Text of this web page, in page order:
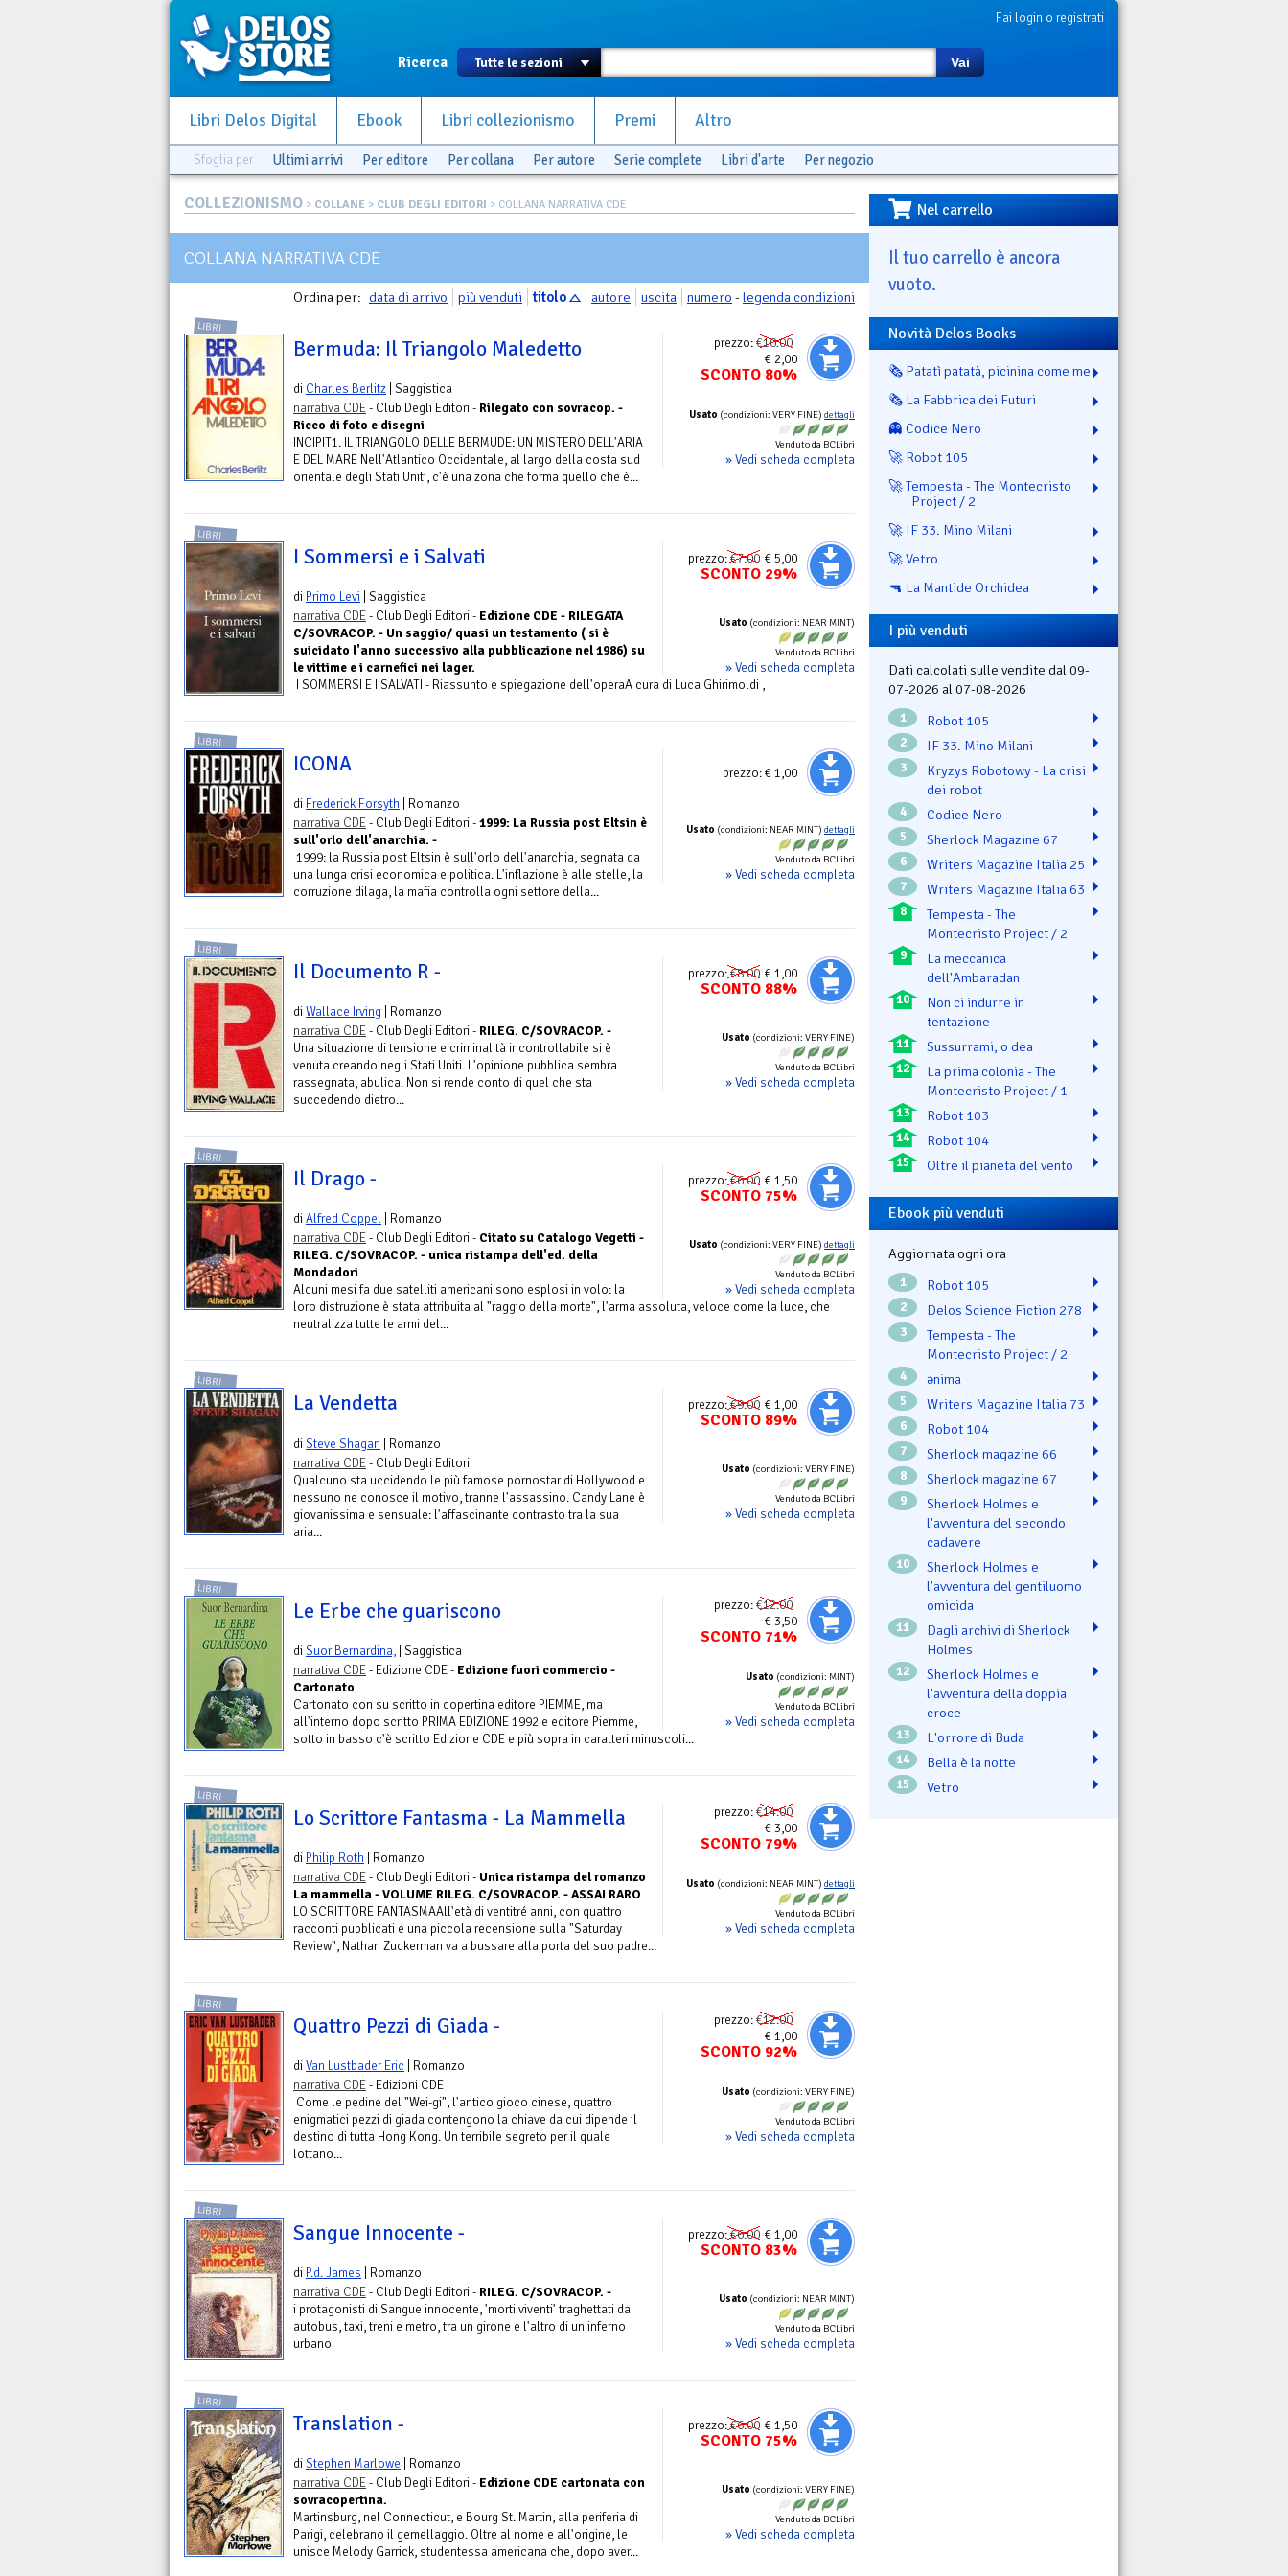
Fai login o registrati
Ricerca Vai
Libri Delos Digital Ebook Libri collezionismo Premi Altro
Sfoglia per Ultimi arrivi Per editore Per collana Per autore Serie complete Libri d'arte Per negozio
COLLEZIONISMO > COLLANE > CLUB DEGLI EDITORI > COLLANA NARRATIVA CDE
COLLANA NARRATIVA CDE
Ordina per: data di arrivo più venduti titolo autore uscita numero -legenda condizioni
prezzo:€10.00
€ 2,00
SCONTO 80%
Usato (condizioni: VERY FINE) dettagli
Venduto da BCLibri
» Vedi scheda completa
LIBRI
Bermuda: Il Triangolo Maledetto
di Charles Berlitz | Saggistica
narrativa CDE- Club Degli Editori - Rilegato con sovracop. -
Ricco di foto e disegni
INCIPIT1. IL TRIANGOLO DELLE BERMUDE: UN MISTERO DELL'ARIA
E DEL MARE Nell'Atlantico Occidentale, al largo della costa sud
orientale degli Stati Uniti, c'è una zona che forma quello che è...
prezzo:€7.00 € 5,00
SCONTO 29%
Usato (condizioni: NEAR MINT)
Venduto da BCLibri
» Vedi scheda completa
LIBRI
I Sommersi e i Salvati
di Primo Levi | Saggistica
narrativa CDE- Club Degli Editori - Edizione CDE - RILEGATA
C/SOVRACOP. - Un saggio/ quasi un testamento ( si è
suicidato l'anno successivo alla pubblicazione nel 1986) su
le vittime e i carnefici nei lager.
I SOMMERSI E I SALVATI - Riassunto e spiegazione dell'operaA cura di Luca Ghirimoldi ,
prezzo:€ 1,00
Usato (condizioni: NEAR MINT) dettagli
Venduto da BCLibri
» Vedi scheda completa
LIBRI
ICONA
di Frederick Forsyth | Romanzo
narrativa CDE- Club Degli Editori -1999: La Russia post Eltsin è
sull'orlo dell'anarchia. -
1999: la Russia post Eltsin è sull'orlo dell'anarchia, segnata da
una lunga crisi economica e politica. L'inflazione è alle stelle, la
corruzione dilaga, la mafia controlla ogni settore della...
prezzo:€8.00 € 1,00
SCONTO 88%
Usato (condizioni: VERY FINE)
Venduto da BCLibri
» Vedi scheda completa
LIBRI
Il Documento R -
diWallace Irving | Romanzo
narrativa CDE- Club Degli Editori - RILEG. C/SOVRACOP. -
Una situazione di tensione e criminalità incontrollabile si è
venuta creando negli Stati Uniti. L'opinione pubblica sembra
rassegnata, abulica. Non si rende conto di quel che sta
succedendo dietro...
prezzo:€6.00 € 1,50
SCONTO 75%
Usato (condizioni: VERY FINE) dettagli
Venduto da BCLibri
» Vedi scheda completa
LIBRI
Il Drago -
diAlfred Coppel | Romanzo
narrativa CDE- Club Degli Editori - Citato su Catalogo Vegetti -
RILEG. C/SOVRACOP. - unica ristampa dell'ed. della
Mondadori
Alcuni mesi fa due satelliti americani sono esplosi in volo: la
loro distruzione è stata attribuita al "raggio della morte", l'arma assoluta, veloce come la luce, che
neutralizza tutte le armi del...
prezzo:€9.00 € 1,00
SCONTO 89%
Usato (condizioni: VERY FINE)
Venduto da BCLibri
» Vedi scheda completa
LIBRI
La Vendetta
diSteve Shagan | Romanzo
narrativa CDE- Club Degli Editori
Qualcuno sta uccidendo le più famose pornostar di Hollywood e
nessuno ne conosce il motivo, tranne l'assassino. Candy Lane è
giovanissima e sensuale: l'affascinante contrasto tra la sua
aria...
prezzo:€12.00
€ 3,50
SCONTO 71%
Usato (condizioni: MINT)
Venduto da BCLibri
» Vedi scheda completa
LIBRI
Le Erbe che guariscono
diSuor Bernardina, | Saggistica
narrativa CDE- Edizione CDE - Edizione fuori commercio -
Cartonato
Cartonato con su scritto in copertina editore PIEMME, ma
all'interno dopo scritto PRIMA EDIZIONE 1992 e editore Piemme,
sotto in basso c'è scritto Edizione CDE e più sopra in caratteri minuscoli...
prezzo:€14.00
€ 3,00
SCONTO 79%
Usato (condizioni: NEAR MINT) dettagli
Venduto da BCLibri
» Vedi scheda completa
LIBRI
Lo Scrittore Fantasma - La Mammella
di Philip Roth | Romanzo
narrativa CDE- Club Degli Editori - Unica ristampa del romanzo
La mammella - VOLUME RILEG. C/SOVRACOP. - ASSAI RARO
LO SCRITTORE FANTASMAAll'età di ventitré anni, con quattro
racconti pubblicati e una piccola recensione sulla "Saturday
Review", Nathan Zuckerman va a bussare alla porta del suo padre...
prezzo:€12.00
€ 1,00
SCONTO 92%
Usato (condizioni: VERY FINE)
Venduto da BCLibri
» Vedi scheda completa
LIBRI
Quattro Pezzi di Giada -
diVan Lustbader Eric | Romanzo
narrativa CDE- Edizioni CDE
Come le pedine del "Wei-gi", l'antico gioco cinese, quattro
enigmatici pezzi di giada contengono la chiave da cui dipende il
destino di tutta Hong Kong. Un terribile segreto per il quale
lottano...
prezzo:€6.00 € 1,00
SCONTO 83%
Usato (condizioni: NEAR MINT)
Venduto da BCLibri
» Vedi scheda completa
LIBRI
Sangue Innocente -
di P.d. James | Romanzo
narrativa CDE- Club Degli Editori - RILEG. C/SOVRACOP. -
i protagonisti di Sangue innocente, 'morti viventi' traghettati da
autobus, taxi, treni e metro, tra un girone e l'altro di un inferno
urbano
prezzo:€6.00 € 1,50
SCONTO 75%
Usato (condizioni: VERY FINE)
Venduto da BCLibri
» Vedi scheda completa
LIBRI
Translation -
diStephen Marlowe | Romanzo
narrativa CDE- Club Degli Editori - Edizione CDE cartonata con
sovracopertina.
Martinsburg, nel Connecticut, e Bourg St. Martin, alla periferia di
Parigi, celebrano il gemellaggio. Oltre al nome e all'origine, le
unisce Melody Garrick, studentessa americana che, dopo aver...
Nel carrello
Il tuo carrello è ancora
vuoto.
Novità Delos Books
🗞️ Patatì patatà, picinina come me
🗞️ La Fabbrica dei Futuri
👻 Codice Nero
🚀 Robot 105
🚀 Tempesta - The Montecristo
Project / 2
🚀 IF 33. Mino Milani
🚀 Vetro
🔫 La Mantide Orchidea
I più venduti
Dati calcolati sulle vendite dal 09-
07-2026 al 07-08-2026
1 Robot 105
2 IF 33. Mino Milani
3
Kryzys Robotowy - La crisi
dei robot
4 Codice Nero
5 Sherlock Magazine 67
6 Writers Magazine Italia 25
7 Writers Magazine Italia 63
8
Tempesta - The
Montecristo Project / 2
9
La meccanica
dell'Ambaradan
10
Non ci indurre in
tentazione
11 Sussurrami, o dea
12
La prima colonia - The
Montecristo Project / 1
13 Robot 103
14 Robot 104
15 Oltre il pianeta del vento
Ebook più venduti
Aggiornata ogni ora
1 Robot 105
2 Delos Science Fiction 278
3
Tempesta - The
Montecristo Project / 2
4 ənima
5 Writers Magazine Italia 73
6 Robot 104
7 Sherlock magazine 66
8 Sherlock magazine 67
9
Sherlock Holmes e
l'avventura del secondo
cadavere
10
Sherlock Holmes e
l’avventura del gentiluomo
omicida
11
Dagli archivi di Sherlock
Holmes
12
Sherlock Holmes e
l’avventura della doppia
croce
13 L'orrore di Buda
14 Bella è la notte
15 Vetro